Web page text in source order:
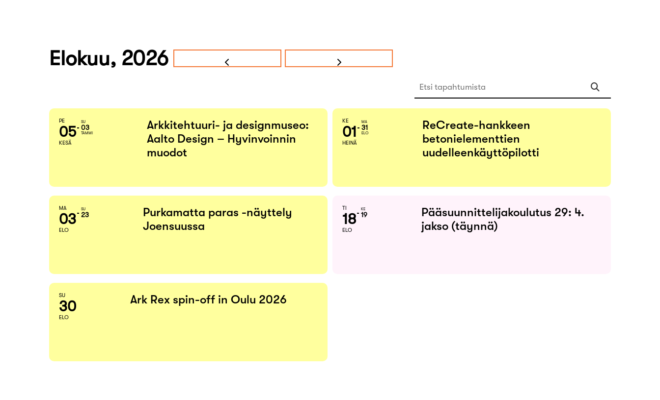
Elokuu, 2026
Etsi tapahtumista
PE
05
KESÄ
SU
03
TAMMI
Arkkitehtuuri- ja designmuseo:
Aalto Design – Hyvinvoinnin
muodot
KE
01
HEINÄ
MA
31
ELO
ReCreate-hankkeen
betonielementtien
uudelleenkäyttöpilotti
MA
03
ELO
SU
23
Purkamatta paras -näyttely
Joensuussa
TI
18
ELO
KE
19
Pääsuunnittelijakoulutus 29: 4.
jakso (täynnä)
SU
30
ELO
Ark Rex spin-off in Oulu 2026